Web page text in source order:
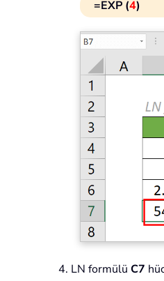
=EXP (4)
LN formülü C7